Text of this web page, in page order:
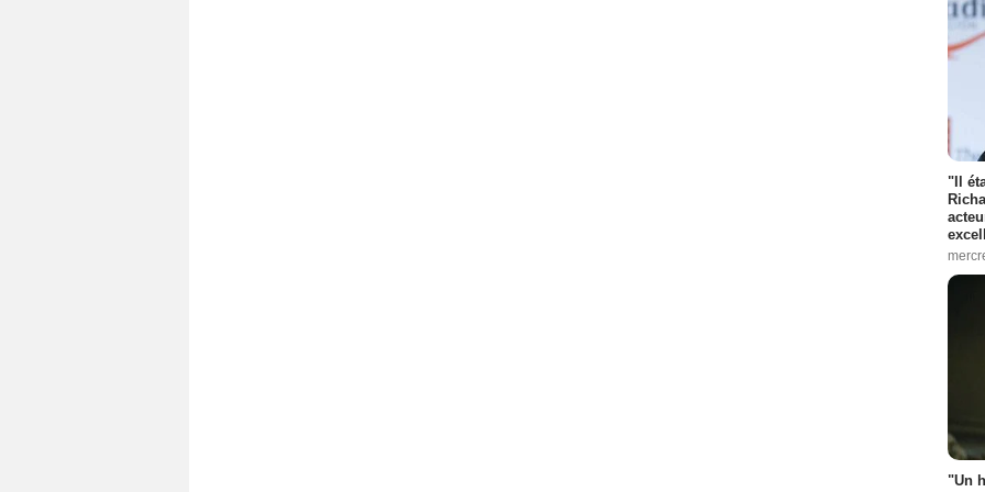
"Il
"Un